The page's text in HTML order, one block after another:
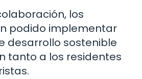
los
podido implementar
desarrollo sostenible
tanto a los residentes